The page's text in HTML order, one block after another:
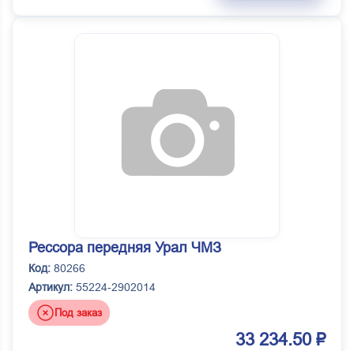
Рессора передняя Урал ЧМЗ
Код: 80266
Артикул: 55224-2902014
Под заказ
33 234.50 ₽